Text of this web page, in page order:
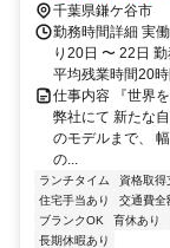
千葉県鎌ケ谷市
勤務時間詳細 実
り20日 〜 22日
平均残業時間20
仕事内容 『世界
弊社にて 新たな
のモデルまで、
の...
ランチタイム 資格取得
住宅手当あり
交通費全
ブランクOK
育休あり
長期休暇あり